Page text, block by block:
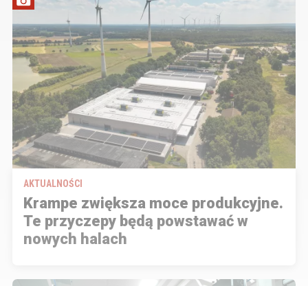
AKTUALNOŚCI
Krampe zwiększa moce produkcyjne.
Te przyczepy będą powstawać w
nowych halach